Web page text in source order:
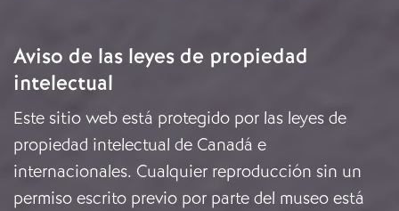
Aviso de las leyes de propiedad
intelectual
Este sitio web está protegido por las leyes de
propiedad intelectual de Canadá e
internacionales. Cualquier reproducción sin un
permiso escrito previo por parte del museo está